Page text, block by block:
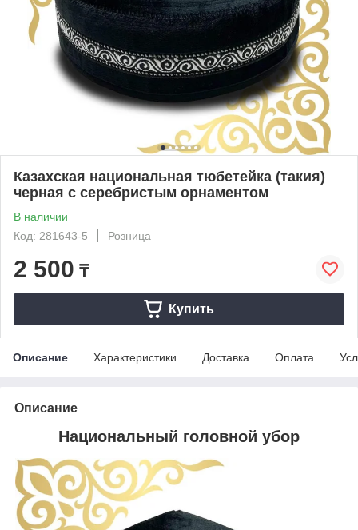
Казахская национальная тюбетейка (такия)
черная с серебристым орнаментом
В наличии
Код: 281643-5
Розница
2 500 ₸
Купить
Описание Характеристики Доставка Оплата
Описание
Национальный головной убор